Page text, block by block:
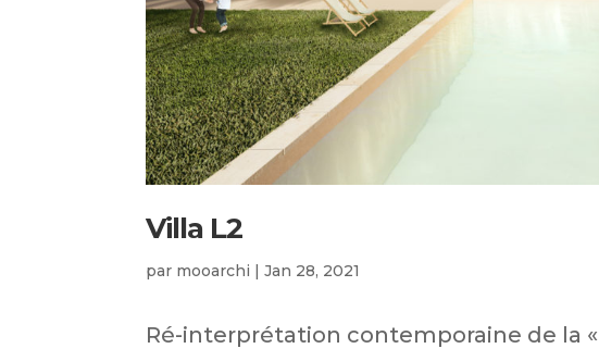
Villa L2
par mooarchi |Jan 28, 2021
Ré-interprétation contemporaine de la «